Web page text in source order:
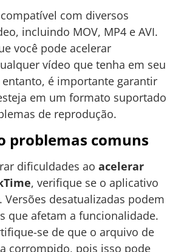
com diversos
incluindo MOV, MP4 e AVI.
você pode acelerar
vídeo que tenha em seu
é importante garantir
em um formato suportado
de reprodução.
problemas comuns
dificuldades ao acelerar
, verifique se o aplicativo
Versões desatualizadas podem
que afetam a funcionalidade.
se de que o arquivo de
corrompido, pois isso pode